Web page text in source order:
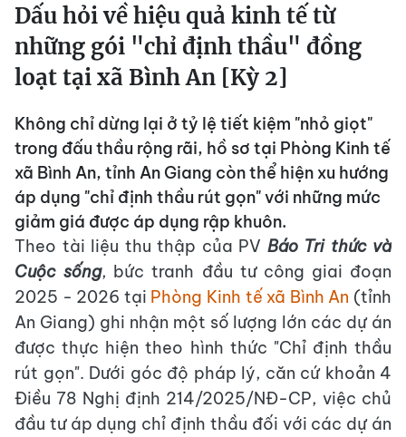
Dấu hỏi về hiệu quả kinh tế từ
những gói "chỉ định thầu" đồng
loạt tại xã Bình An [Kỳ 2]
Không chỉ dừng lại ở tỷ lệ tiết kiệm "nhỏ giọt"
trong đấu thầu rộng rãi, hồ sơ tại Phòng Kinh tế
xã Bình An, tỉnh An Giang còn thể hiện xu hướng
áp dụng "chỉ định thầu rút gọn" với những mức
giảm giá được áp dụng rập khuôn.
Theo tài liệu thu thập của PV Báo Tri thức và
Cuộc sống, bức tranh đầu tư công giai đoạn
2025 - 2026 tại Phòng Kinh tế xã Bình An (tỉnh
An Giang) ghi nhận một số lượng lớn các dự án
được thực hiện theo hình thức "Chỉ định thầu
rút gọn". Dưới góc độ pháp lý, căn cứ khoản 4
Điều 78 Nghị định 214/2025/NĐ-CP, việc chủ
đầu tư áp dụng chỉ định thầu đối với các dự án